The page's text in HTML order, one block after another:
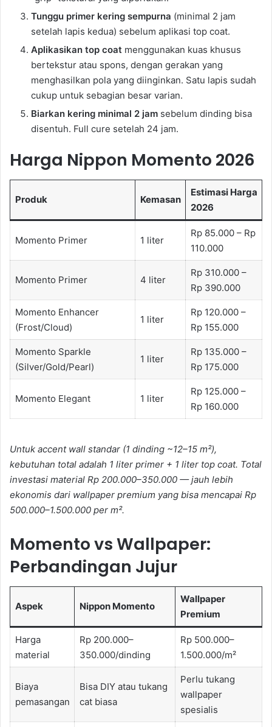
Tunggu primer kering sempurna (minimal 2 jam
setelah lapis kedua) sebelum aplikasi top coat.
Aplikasikan top coat menggunakan kuas khusus
bertekstur atau spons, dengan gerakan yang
menghasilkan pola yang diinginkan. Satu lapis sudah
cukup untuk sebagian besar varian.
Biarkan kering minimal 2 jam sebelum dinding bisa
disentuh. Full cure setelah 24 jam.
Harga Nippon Momento 2026
Produk Kemasan
Estimasi Harga
2026
Momento Primer 1 liter
Rp 85.000 – Rp
110.000
Momento Primer 4 liter
Rp 310.000 –
Rp 390.000
Momento Enhancer
(Frost/Cloud)
1 liter
Rp 120.000 –
Rp 155.000
Momento Sparkle
(Silver/Gold/Pearl)
1 liter
Rp 135.000 –
Rp 175.000
Momento Elegant 1 liter
Rp 125.000 –
Rp 160.000
Untuk accent wall standar (1 dinding ~12–15 m²),
kebutuhan total adalah 1 liter primer + 1 liter top coat. Total
investasi material Rp 200.000–350.000 — jauh lebih
ekonomis dari wallpaper premium yang bisa mencapai Rp
500.000–1.500.000 per m².
Momento vs Wallpaper:
Perbandingan Jujur
Aspek Nippon Momento
Wallpaper
Premium
Harga
material
Rp 200.000–
350.000/dinding
Rp 500.000–
1.500.000/m²
Biaya
pemasangan
Bisa DIY atau tukang
cat biasa
Perlu tukang
wallpaper
spesialis